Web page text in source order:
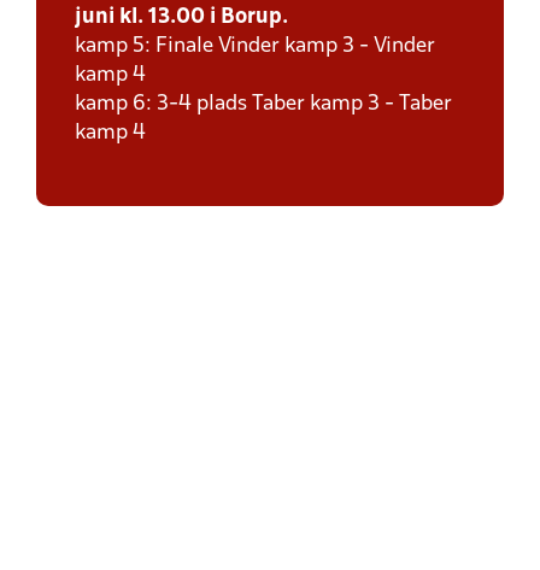
juni kl. 13.00 i Borup.
kamp 5: Finale Vinder kamp 3 - Vinder
kamp 4
kamp 6: 3-4 plads Taber kamp 3 - Taber
kamp 4